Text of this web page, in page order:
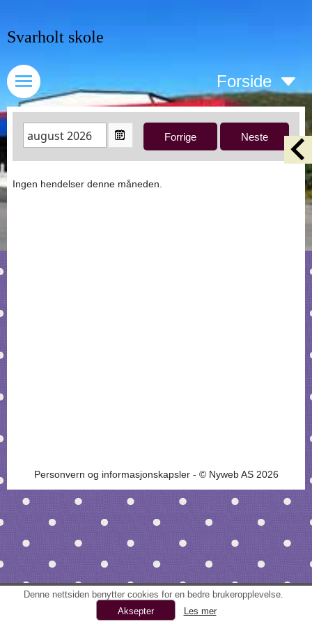
Svarholt skole
Forside
Ingen hendelser denne måneden.
Personvern og informasjonskapsler- © Nyweb AS 2026
Denne nettsiden benytter cookies for en bedre brukeropplevelse.
Les mer